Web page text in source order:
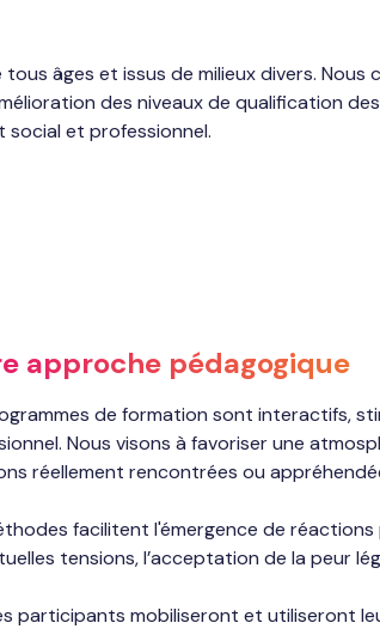
âges et issus de milieux divers. Nous
des niveaux de qualification des
social et professionnel.
approche pédagogique
de formation sont interactifs,
Nous visons à favoriser une
réellement rencontrées ou
facilitent l'émergence de
tensions, l’acceptation de la peur
participants mobiliseront et utiliseront